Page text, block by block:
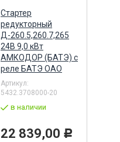
Стартер
редукторный
Д-260.5,260.7,265
24В 9,0 кВт
АМКОДОР (БАТЭ) с
реле БАТЭ ОАО
Артикул:
5432.3708000-20
в наличии
22 839,00 Р